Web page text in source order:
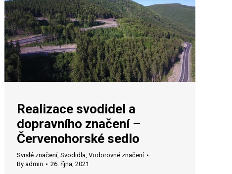
Realizace svodidel a
dopravního značení –
Červenohorské sedlo
Svislé značení, Svodidla, Vodorovné značení
By admin 26. října, 2021